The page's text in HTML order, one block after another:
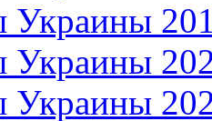
Украины
Украины
Украины